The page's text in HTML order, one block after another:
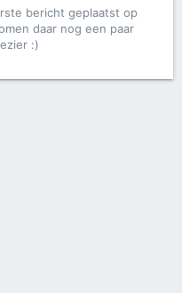
bericht geplaatst op
daar nog een paar
:)